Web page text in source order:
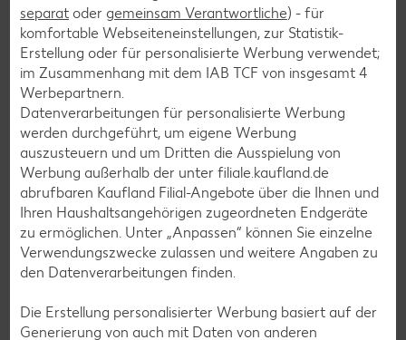
Bowle-Rezepte
Cocktail-Rezepte
Avocado-Rezepte
Erdbeer-Rezepte
Blaubeer-Rezepte
Bananen-Rezepte
Zurück zu allen Rezepten
separat oder gemeinsam Verantwortliche) - für
komfortable Webseiteneinstellungen, zur Statistik-
Erstellung oder für personalisierte Werbung verwendet;
im Zusammenhang mit dem IAB TCF von insgesamt 4
Werbepartnern.
Datenverarbeitungen für personalisierte Werbung
werden durchgeführt, um eigene Werbung
auszusteuern und um Dritten die Ausspielung von
Werbung außerhalb der unter filiale.kaufland.de
abrufbaren Kaufland Filial-Angebote über die Ihnen und
Ihren Haushaltsangehörigen zugeordneten Endgeräte
zu ermöglichen. Unter „Anpassen“ können Sie einzelne
Verwendungszwecke zulassen und weitere Angaben zu
den Datenverarbeitungen finden.
Die Erstellung personalisierter Werbung basiert auf der
Generierung von auch mit Daten von anderen